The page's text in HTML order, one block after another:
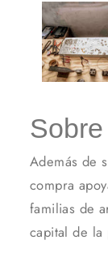
Además de
compra
familias de
capital de la